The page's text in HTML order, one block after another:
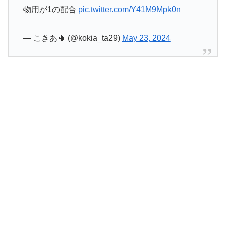
物用が1の配合 pic.twitter.com/Y41M9Mpk0n
— こきあ🌵 (@kokia_ta29) May 23, 2024